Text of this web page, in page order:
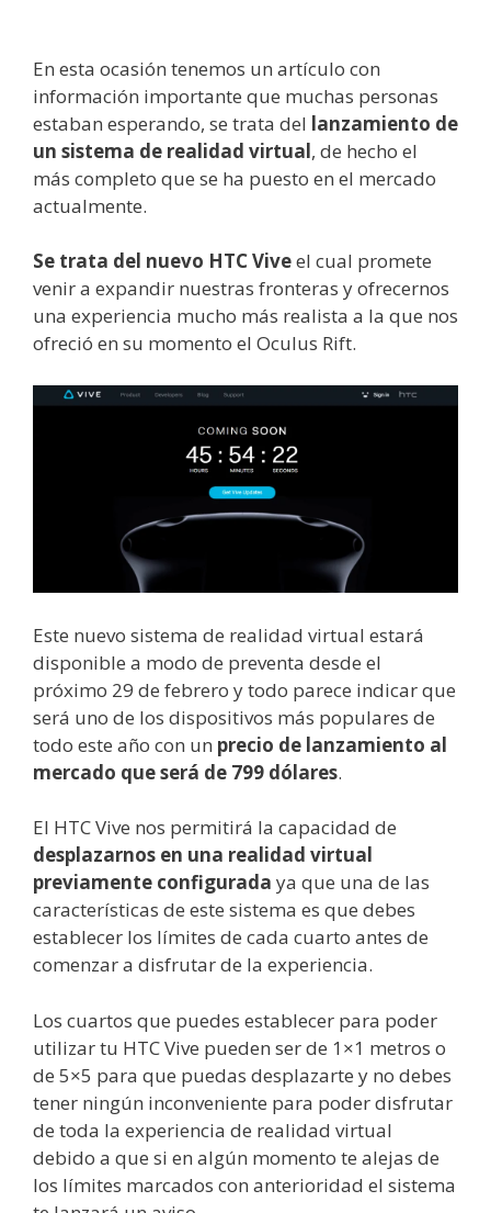
En esta ocasión tenemos un artículo con
información importante que muchas personas
estaban esperando, se trata del lanzamiento de
un sistema de realidad virtual, de hecho el
más completo que se ha puesto en el mercado
actualmente.
Se trata del nuevo HTC Viveel cual promete
venir a expandir nuestras fronteras y ofrecernos
una experiencia mucho más realista a la que nos
ofreció en su momento el Oculus Rift.
Este nuevo sistema de realidad virtual estará
disponible a modo de preventa desde el
próximo 29 de febrero y todo parece indicar que
será uno de los dispositivos más populares de
todo este año con un precio de lanzamiento al
mercado que será de 799 dólares.
El HTC Vive nos permitirá la capacidad de
desplazarnos en una realidad virtual
previamente configurada ya que una de las
características de este sistema es que debes
establecer los límites de cada cuarto antes de
comenzar a disfrutar de la experiencia.
Los cuartos que puedes establecer para poder
utilizar tu HTC Vive pueden ser de 1×1 metros o
de 5×5 para que puedas desplazarte y no debes
tener ningún inconveniente para poder disfrutar
de toda la experiencia de realidad virtual
debido a que si en algún momento te alejas de
los límites marcados con anterioridad el sistema